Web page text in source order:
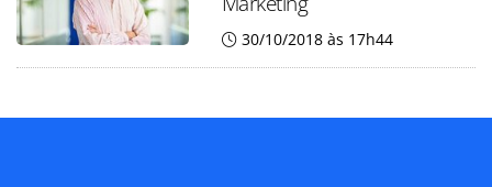
30/10/2018 às 17h44